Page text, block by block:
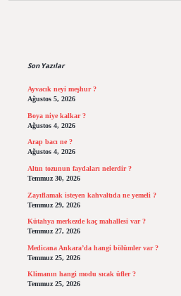
Son Yazılar
Ayvacık neyi meşhur ?
Ağustos 5, 2026
Boya niye kalkar ?
Ağustos 4, 2026
Arap bacı ne ?
Ağustos 4, 2026
Altın tozunun faydaları nelerdir ?
Temmuz 30, 2026
Zayıflamak isteyen kahvaltıda ne yemeli ?
Temmuz 29, 2026
Kütahya merkezde kaç mahallesi var ?
Temmuz 27, 2026
Medicana Ankara’da hangi bölümler var ?
Temmuz 25, 2026
Klimanın hangi modu sıcak üfler ?
Temmuz 25, 2026